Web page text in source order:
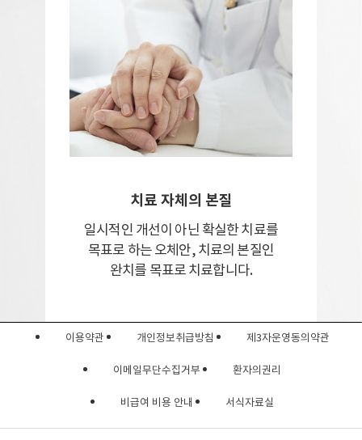
치료 자체의 본질
일시적인 개선이 아닌 확실한 치료를
목표로 하는 오체안, 치료의 본질인
완치를 목표로 치료합니다.
이용약관 개인정보취급방침 제3자운영동의약관
이메일무단수집거부 환자의권리
비급여 비용 안내 서식자료실